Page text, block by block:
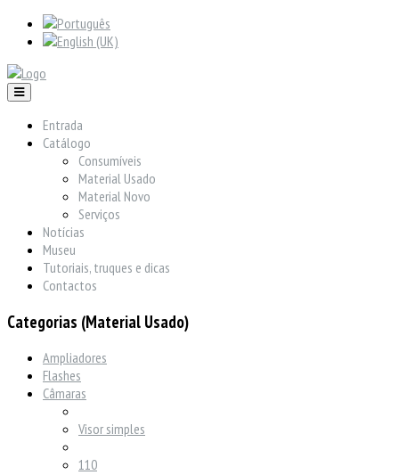
Entrada
Catálogo
Consumíveis
Material Usado
Material Novo
Serviços
Notícias
Museu
Tutoriais, truques e dicas
Contactos
Categorias (Material Usado)
Ampliadores
Flashes
Câmaras
Visor simples
110